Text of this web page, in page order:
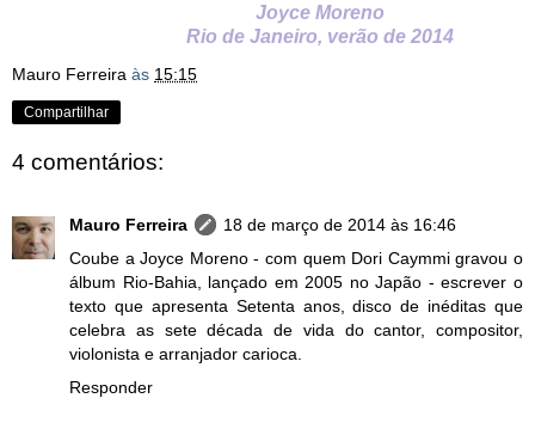
Joyce Moreno
Rio de Janeiro, verão de 2014
Mauro Ferreira às 15:15
Compartilhar
4 comentários:
Mauro Ferreira
18 de março de 2014 às 16:46
Coube a Joyce Moreno - com quem Dori Caymmi gravou o
álbum Rio-Bahia, lançado em 2005 no Japão - escrever o
texto que apresenta Setenta anos, disco de inéditas que
celebra as sete década de vida do cantor, compositor,
violonista e arranjador carioca.
Responder